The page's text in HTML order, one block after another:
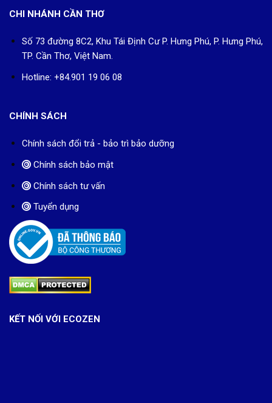
CHI NHÁNH CẦN THƠ
Số 73 đường 8C2, Khu Tái Định Cư P. Hưng Phú, P. Hưng Phú,
TP. Cần Thơ, Việt Nam.
Hotline: +84.901 19 06 08
CHÍNH SÁCH
Chính sách đổi trả - bảo trì bảo dưỡng
Chính sách bảo mật
Chính sách tư vấn
Tuyển dụng
KẾT NỐI VỚI ECOZEN